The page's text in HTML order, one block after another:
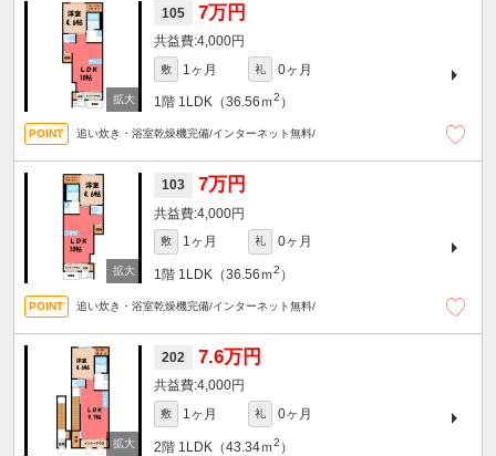
105 7万円
4,000円
敷 1ヶ月 礼 0ヶ月
1階 1LDK（36.56ｍ2 ）
追い炊き・浴室乾燥機完備/インターネット無料/
103 7万円
4,000円
敷 1ヶ月 礼 0ヶ月
1階 1LDK（36.56ｍ2 ）
追い炊き・浴室乾燥機完備/インターネット無料/
202 7.6万円
4,000円
敷 1ヶ月 礼 0ヶ月
2階 1LDK（43.34ｍ2 ）